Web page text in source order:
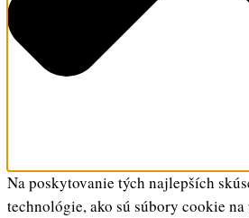
Na poskytovanie tých najlepších
technológie, ako sú súbory cookie